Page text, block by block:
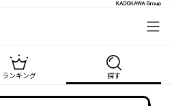
ランキング 探す